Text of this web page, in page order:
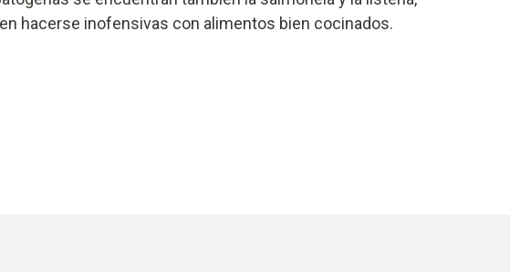
hacerse inofensivas con alimentos bien cocinados.